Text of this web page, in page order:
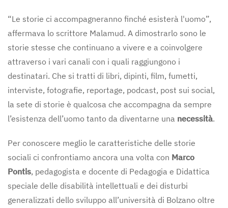
“Le storie ci accompagneranno finché esisterà l'uomo”,
affermava lo scrittore Malamud. A dimostrarlo sono le
storie stesse che continuano a vivere e a coinvolgere
attraverso i vari canali con i quali raggiungono i
destinatari. Che si tratti di libri, dipinti, film, fumetti,
interviste, fotografie, reportage, podcast, post sui social,
la sete di storie è qualcosa che accompagna da sempre
l’esistenza dell’uomo tanto da diventarne una necessità.
Per conoscere meglio le caratteristiche delle storie
sociali ci confrontiamo ancora una volta con Marco
Pontis, pedagogista e docente di Pedagogia e Didattica
speciale delle disabilità intellettuali e dei disturbi
generalizzati dello sviluppo all’università di Bolzano oltre